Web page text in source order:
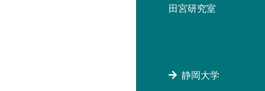
田宮研究室
静岡大学